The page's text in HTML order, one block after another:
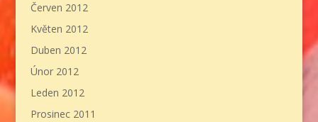
Červen 2012
Květen 2012
Duben 2012
Únor 2012
Leden 2012
Prosinec 2011